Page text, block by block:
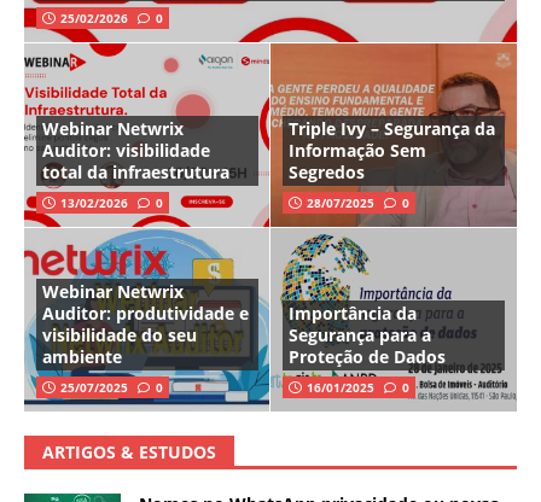
25/02/2026 0
Webinar Netwrix
Auditor: visibilidade
total da infraestrutura
13/02/2026 0
Triple Ivy – Segurança da
Informação Sem
Segredos
28/07/2025 0
Webinar Netwrix
Auditor: produtividade e
visibilidade do seu
ambiente
25/07/2025 0
Importância da
Segurança para a
Proteção de Dados
16/01/2025 0
ARTIGOS & ESTUDOS